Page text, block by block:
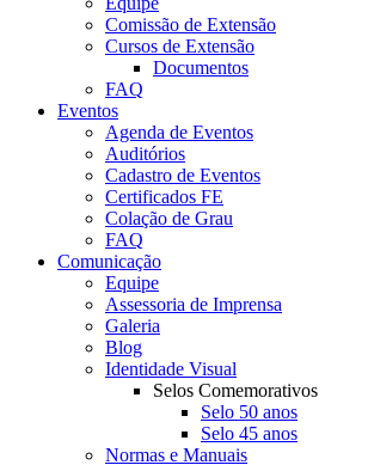
Comissão de Extensão
Cursos de Extensão
Documentos
FAQ
Eventos
Agenda de Eventos
Auditórios
Cadastro de Eventos
Certificados FE
Colação de Grau
FAQ
Comunicação
Equipe
Assessoria de Imprensa
Galeria
Blog
Identidade Visual
Selos Comemorativos
Selo 50 anos
Selo 45 anos
Normas e Manuais